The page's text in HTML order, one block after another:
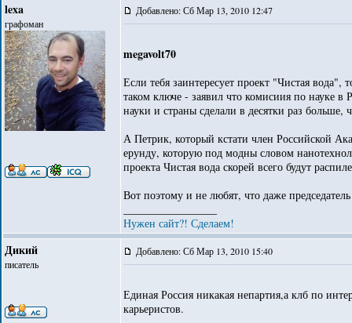
lexa
графоман
Добавлено: Сб Мар 13, 2010 12:47
megavolt70
Если тебя заинтересует проект "Чистая
таком ключе - заявил что комисиия по науке
науки и страны сделали в десятки раз больше,
А Петрик, который кстати член Российской
ерунду, которую под модны словом
проекта Чистая вода скорей всего будут
Вот поэтому и не любят, что даже
Нужен сайт?! Сделаем!
Дикий
писатель
Добавлено: Сб Мар 13, 2010 15:40
Единая Россия никакая непартия,а клб по
карьеристов.